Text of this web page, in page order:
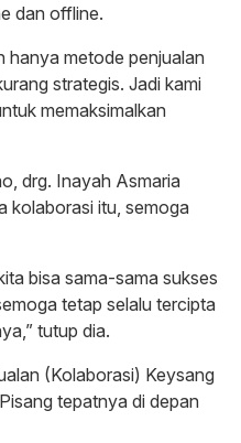
dan offline.
hanya metode penjualan
strategis. Jadi kami
memaksimalkan
drg. Inayah Asmaria
kolaborasi itu, semoga
bisa sama-sama sukses
tetap selalu tercipta
tutup dia.
(Kolaborasi) Keysang
tepatnya di depan